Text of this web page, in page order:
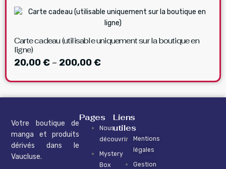
Carte cadeau (utilisable uniquement sur la boutique en
ligne)
20,00€ – 200,00€
Votre boutique de
manga et produits
dérivés dans le
Vaucluse.
Pages
Nous
découvrir
Mystery
Box
Liens
utiles
Mentions
légales
Gestion